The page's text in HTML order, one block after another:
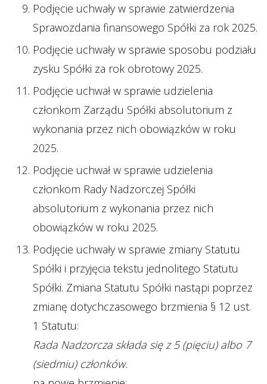
Podjęcie uchwały w sprawie zatwierdzenia
Sprawozdania finansowego Spółki za rok 2025.
Podjęcie uchwały w sprawie sposobu podziału
zysku Spółki za rok obrotowy 2025.
Podjęcie uchwał w sprawie udzielenia
członkom Zarządu Spółki absolutorium z
wykonania przez nich obowiązków w roku
2025.
Podjęcie uchwał w sprawie udzielenia
członkom Rady Nadzorczej Spółki
absolutorium z wykonania przez nich
obowiązków w roku 2025.
Podjęcie uchwały w sprawie zmiany Statutu
Spółki i przyjęcia tekstu jednolitego Statutu
Spółki. Zmiana Statutu Spółki nastąpi poprzez
zmianę dotychczasowego brzmienia § 12 ust.
1 Statutu:
Rada Nadzorcza składa się z 5 (pięciu) albo 7
(siedmiu) członków.